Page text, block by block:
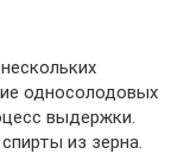
односолодовых
выдержки.
из зерна.